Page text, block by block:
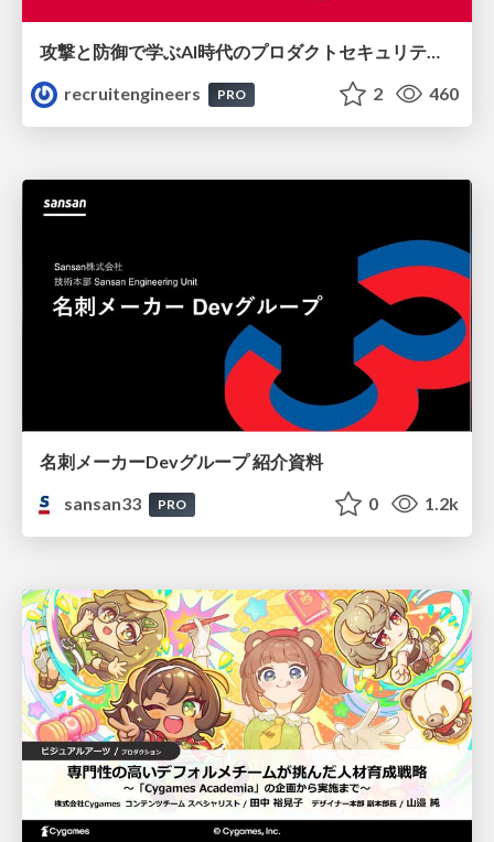
攻撃と防御で学ぶAI時代のプロダクトセキュリティ演習
recruitengineers
PRO 2 460
名刺メーカーDevグループ 紹介資料
sansan33
PRO 0 1.2k